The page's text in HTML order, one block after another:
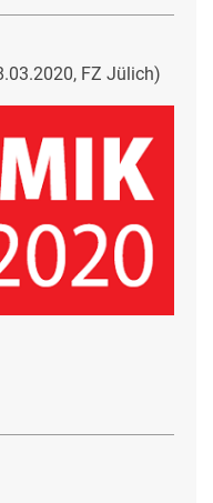
FZ Jülich)